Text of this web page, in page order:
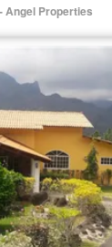
Angel Properties